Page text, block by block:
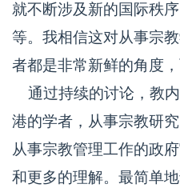
就不断涉及新的国际秩
等。我相信这对从事宗
者都是非常新鲜的角度
通过持续的讨论，教
港的学者，从事宗教研
从事宗教管理工作的政
和更多的理解。最简单